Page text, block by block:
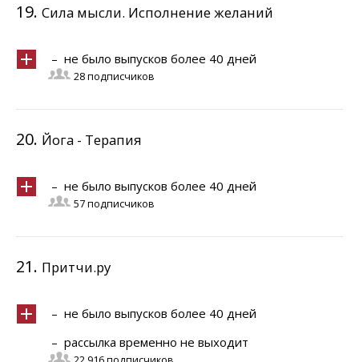
19. Сила мысли. Исполнение желаний
– не было выпусков более 40 дней
28 подписчиков
20. Йога - Терапия
– не было выпусков более 40 дней
57 подписчиков
21. Притчи.ру
– не было выпусков более 40 дней
– рассылка временно не выходит